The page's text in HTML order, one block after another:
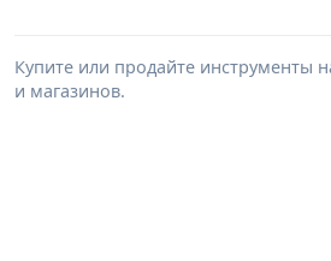
Купите или продайте инструменты
и магазинов.